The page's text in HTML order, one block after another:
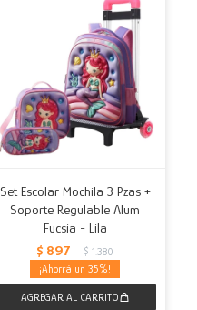
Set Escolar Mochila 3 Pzas +
Soporte Regulable Alum
Fucsia - Lila
$ 897 $ 1.380
35